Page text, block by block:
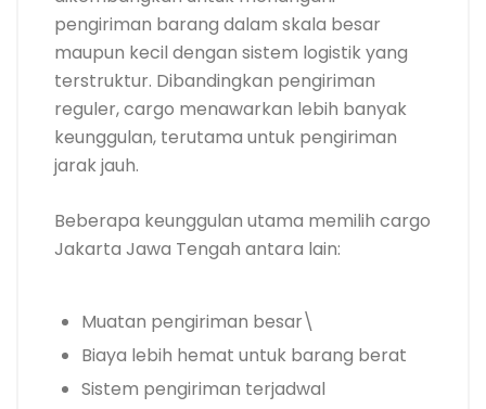
pengiriman barang dalam skala besar
maupun kecil dengan sistem logistik yang
terstruktur. Dibandingkan pengiriman
reguler, cargo menawarkan lebih banyak
keunggulan, terutama untuk pengiriman
jarak jauh.
Beberapa keunggulan utama memilih cargo
Jakarta Jawa Tengah antara lain:
Muatan pengiriman besar\
Biaya lebih hemat untuk barang berat
Sistem pengiriman terjadwal